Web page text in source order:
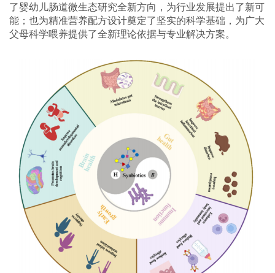
了婴幼儿肠道微生态研究全新方向，为行业发展提出了新可
能；也为精准营养配方设计奠定了坚实的科学基础，为广大
父母科学喂养提供了全新理论依据与专业解决方案。